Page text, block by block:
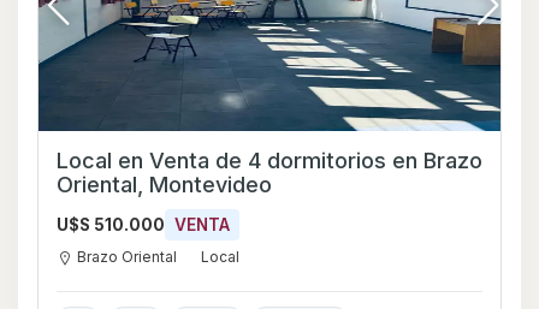
Local en Venta de 4 dormitorios en Brazo
Oriental, Montevideo
U$S 510.000 VENTA
Brazo Oriental Local